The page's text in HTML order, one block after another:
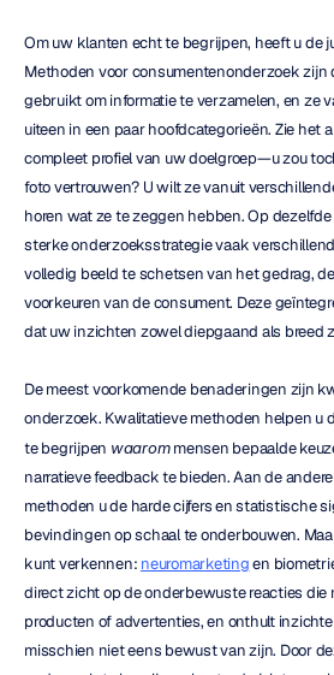
Om uw klanten echt te begrijpen, heeft u de
Methoden voor consumentenonderzoek zijn
gebruikt om informatie te verzamelen, en ze
uiteen in een paar hoofdcategorieën. Zie het
compleet profiel van uw doelgroep—u zou
foto vertrouwen? U wilt ze vanuit
horen wat ze te zeggen hebben. Op
sterke onderzoeksstrategie vaak
volledig beeld te schetsen van het gedrag,
voorkeuren van de consument. Deze
dat uw inzichten zowel diepgaand als breed
De meest voorkomende benaderingen zijn
onderzoek. Kwalitatieve methoden helpen u
te begrijpen waarom mensen bepaalde
narratieve feedback te bieden. Aan de
methoden u de harde cijfers en statistische
bevindingen op schaal te onderbouwen.
kunt verkennen: neuromarketing en
direct zicht op de onderbewuste reacties die
producten of advertenties, en onthult
misschien niet eens bewust van zijn. Door